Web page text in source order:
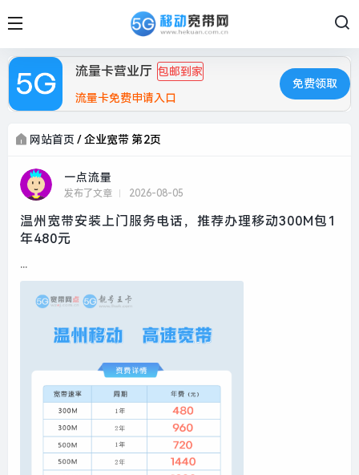
流量卡营业厅 包邮到家
流量卡免费申请入口
免费领取
网站首页 /企业宽带 第2页
一点流量
发布了文章 2026-08-05
温州宽带安装上门服务电话，推荐办理移动300M包1
年480元
...